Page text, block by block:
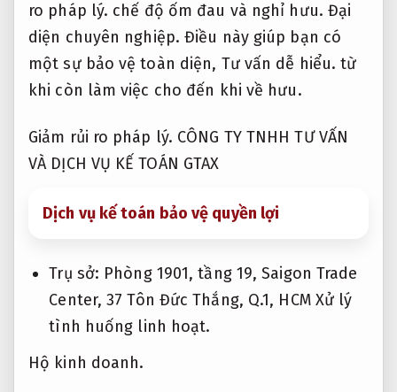
ro pháp lý. chế độ ốm đau và nghỉ hưu. Đại
diện chuyên nghiệp. Điều này giúp bạn có
một sự bảo vệ toàn diện, Tư vấn dễ hiểu. từ
khi còn làm việc cho đến khi về hưu.
Giảm rủi ro pháp lý. CÔNG TY TNHH TƯ VẤN
VÀ DỊCH VỤ KẾ TOÁN GTAX
Dịch vụ kế toán bảo vệ quyền lợi
Trụ sở: Phòng 1901, tầng 19, Saigon Trade
Center, 37 Tôn Đức Thắng, Q.1, HCM Xử lý
tình huống linh hoạt.
Hộ kinh doanh.